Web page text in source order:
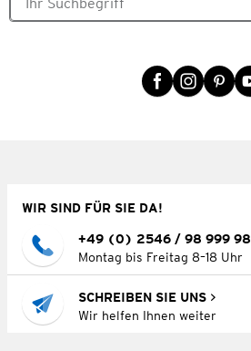
WIR SIND FÜR SIE DA!
+49 (0) 2546 / 98 999 98
Montag bis Freitag 8–18 Uhr
SCHREIBEN SIE UNS
Wir helfen Ihnen weiter